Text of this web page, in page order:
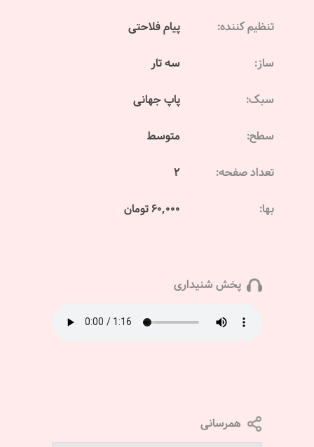
تنظیم کننده: پیام فلاحتی
ساز: سه تار
سبک: پاپ جهانی
سطح: متوسط
تعداد صفحه: 2
بها: 60,000 تومان
پخش شنیداری
همرسانی